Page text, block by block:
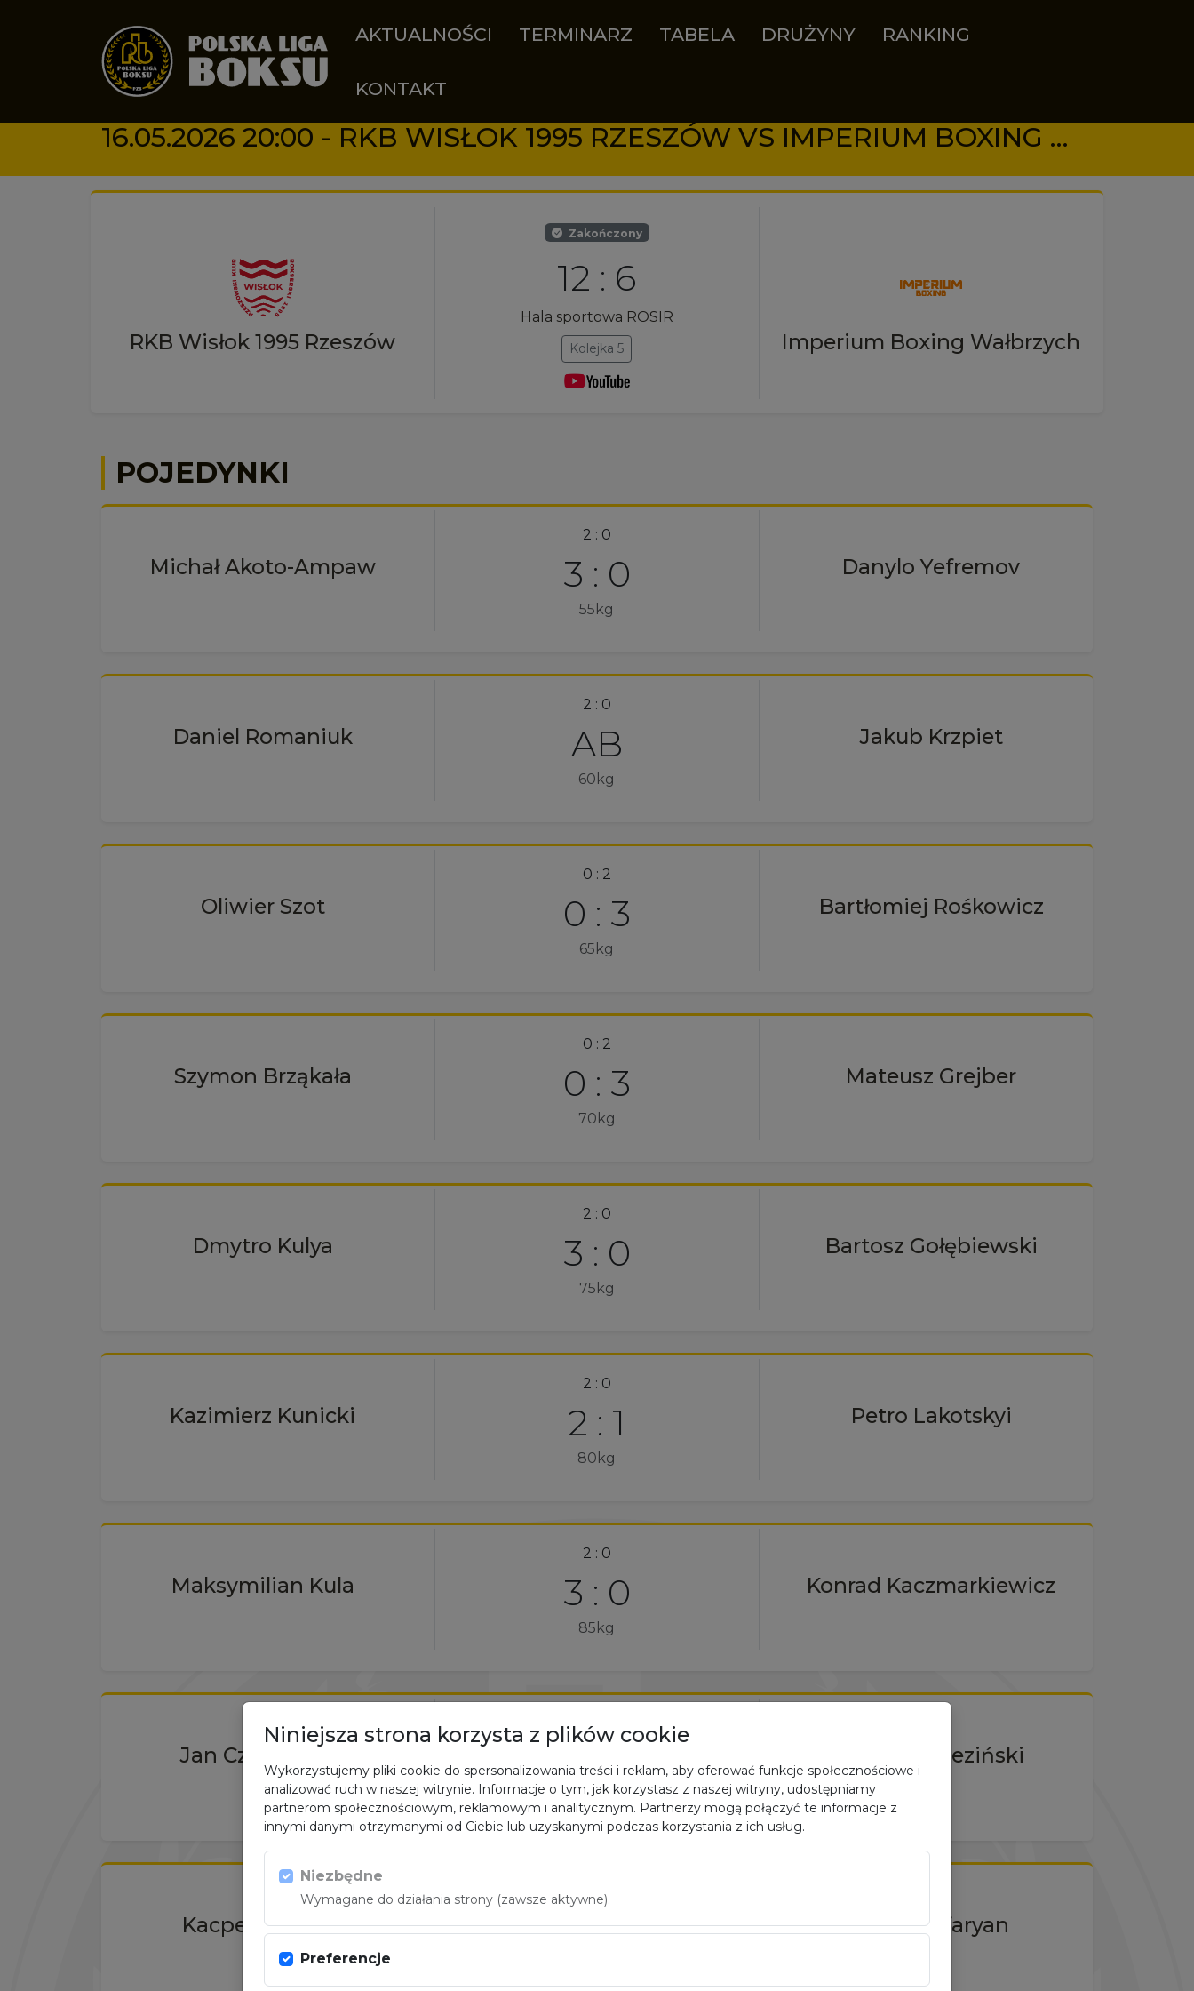
AKTUALNOŚCI TERMINARZ TABELA DRUŻYNY RANKING
KONTAKT
16.05.2026 20:00 - RKB WISŁOK 1995 RZESZÓW VS IMPERIUM BOXING WAŁBRZYCH
RKB Wisłok 1995 Rzeszów
Zakończony
12 : 6
Hala sportowa ROSIR
Kolejka 5 Imperium Boxing Wałbrzych
POJEDYNKI
Michał Akoto-Ampaw
2 : 0
3 : 0
55kg
Danylo Yefremov
Daniel Romaniuk
2 : 0
AB
60kg
Jakub Krzpiet
Oliwier Szot
0 : 2
0 : 3
65kg
Bartłomiej Rośkowicz
Szymon Brząkała
0 : 2
0 : 3
70kg
Mateusz Grejber
Dmytro Kulya
2 : 0
3 : 0
75kg
Bartosz Gołębiewski
Kazimierz Kunicki
2 : 0
2 : 1
80kg
Petro Lakotskyi
Maksymilian Kula
2 : 0
3 : 0
85kg
Konrad Kaczmarkiewicz
Jan Czerklewicz
2 : 0
3 : 0
90kg
Mikolaj Brzeziński
Kacper Banasik
0 : 2
RSC Oskar Safaryan
Niniejsza strona korzysta z plików cookie
Wykorzystujemy pliki cookie do spersonalizowania treści i reklam, aby oferować funkcje społecznościowe i
analizować ruch w naszej witrynie. Informacje o tym, jak korzystasz z naszej witryny, udostępniamy
partnerom społecznościowym, reklamowym i analitycznym. Partnerzy mogą połączyć te informacje z
innymi danymi otrzymanymi od Ciebie lub uzyskanymi podczas korzystania z ich usług.
Niezbędne
Wymagane do działania strony (zawsze aktywne).
Preferencje